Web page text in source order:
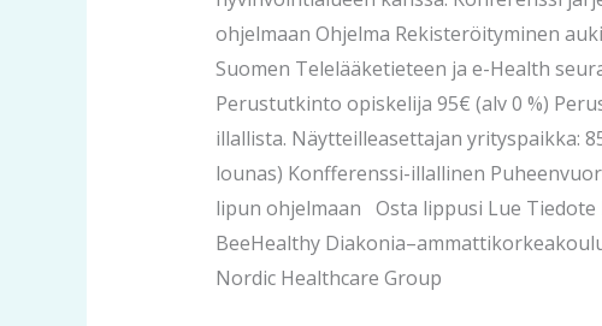
ohjelmaan Ohjelma Rekisteröityminen
Suomen Telelääketieteen ja e-Health
Perustutkinto opiskelija 95€ (alv 0 %)
illallista. Näytteilleasettajan yrityspaikka:
lounas) Konfferenssi-illallinen
lipun ohjelmaan Osta lippusi Lue
BeeHealthy
Nordic Healthcare Group